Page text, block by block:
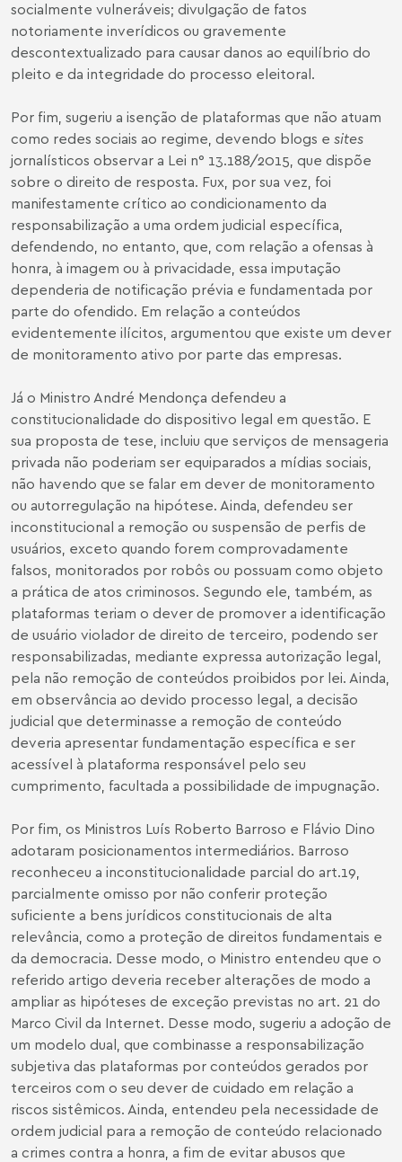
socialmente vulneráveis; divulgação de fatos
notoriamente inverídicos ou gravemente
descontextualizado para causar danos ao equilíbrio do
pleito e da integridade do processo eleitoral.
Por fim, sugeriu a isenção de plataformas que não atuam
como redes sociais ao regime, devendo blogs e sites
jornalísticos observar a Lei n° 13.188/2015, que dispõe
sobre o direito de resposta. Fux, por sua vez, foi
manifestamente crítico ao condicionamento da
responsabilização a uma ordem judicial específica,
defendendo, no entanto, que, com relação a ofensas à
honra, à imagem ou à privacidade, essa imputação
dependeria de notificação prévia e fundamentada por
parte do ofendido. Em relação a conteúdos
evidentemente ilícitos, argumentou que existe um dever
de monitoramento ativo por parte das empresas.
Já o Ministro André Mendonça defendeu a
constitucionalidade do dispositivo legal em questão. E
sua proposta de tese, incluiu que serviços de mensageria
privada não poderiam ser equiparados a mídias sociais,
não havendo que se falar em dever de monitoramento
ou autorregulação na hipótese. Ainda, defendeu ser
inconstitucional a remoção ou suspensão de perfis de
usuários, exceto quando forem comprovadamente
falsos, monitorados por robôs ou possuam como objeto
a prática de atos criminosos. Segundo ele, também, as
plataformas teriam o dever de promover a identificação
de usuário violador de direito de terceiro, podendo ser
responsabilizadas, mediante expressa autorização legal,
pela não remoção de conteúdos proibidos por lei. Ainda,
em observância ao devido processo legal, a decisão
judicial que determinasse a remoção de conteúdo
deveria apresentar fundamentação específica e ser
acessível à plataforma responsável pelo seu
cumprimento, facultada a possibilidade de impugnação.
Por fim, os Ministros Luís Roberto Barroso e Flávio Dino
adotaram posicionamentos intermediários. Barroso
reconheceu a inconstitucionalidade parcial do art.19,
parcialmente omisso por não conferir proteção
suficiente a bens jurídicos constitucionais de alta
relevância, como a proteção de direitos fundamentais e
da democracia. Desse modo, o Ministro entendeu que o
referido artigo deveria receber alterações de modo a
ampliar as hipóteses de exceção previstas no art. 21 do
Marco Civil da Internet. Desse modo, sugeriu a adoção de
um modelo dual, que combinasse a responsabilização
subjetiva das plataformas por conteúdos gerados por
terceiros com o seu dever de cuidado em relação a
riscos sistêmicos. Ainda, entendeu pela necessidade de
ordem judicial para a remoção de conteúdo relacionado
a crimes contra a honra, a fim de evitar abusos que